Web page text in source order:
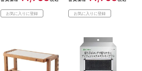
お気に入りに登録 お気に入りに登録